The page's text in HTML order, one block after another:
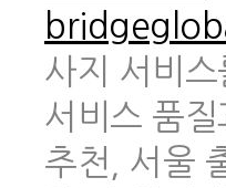
사지 서비
서비스 품
추천, 서울